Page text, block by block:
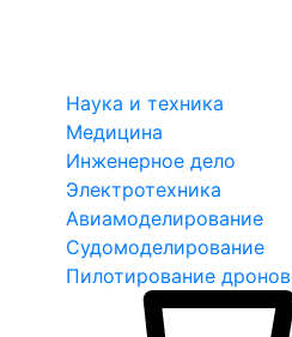
Наука и техника
Медицина
Инженерное дело
Электротехника
Авиамоделирование
Судомоделирование
Пилотирование дронов